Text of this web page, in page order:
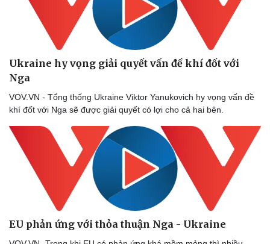
Ukraine hy vọng giải quyết vấn đề khí đốt với
Nga
VOV.VN - Tổng thống Ukraine Viktor Yanukovich hy vọng vấn đề
khí đốt với Nga sẽ được giải quyết có lợi cho cả hai bên.
EU phản ứng với thỏa thuận Nga - Ukraine